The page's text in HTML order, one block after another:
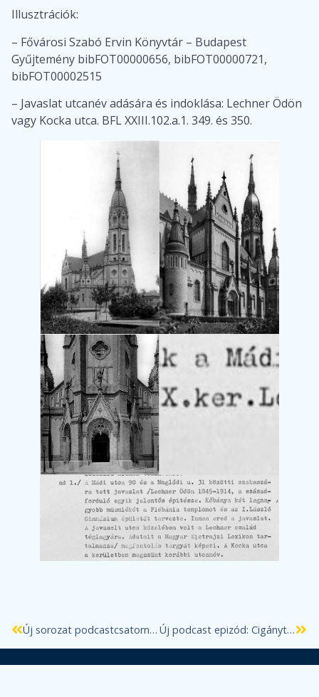
Illusztrációk:
– Fővárosi Szabó Ervin Könyvtár – Budapest
Gyűjtemény bibFOT00000656, bibFOT00000721,
bibFOT00002515
– Javaslat utcanév adására és indoklása: Lechner Ödön
vagy Kocka utca. BFL XXIII.102.a.1. 349. és 350.
Új sorozat podcastcsatornánkon: Budapesti romák története Új podcast epizód: Cigánytelep-felszámolás Óbudán az államszocializmus alatt – Beszélgetés György Eszterrel